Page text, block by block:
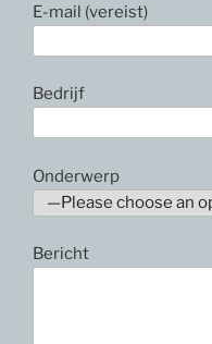
E-mail (vereist)
Bedrijf
Onderwerp
Bericht